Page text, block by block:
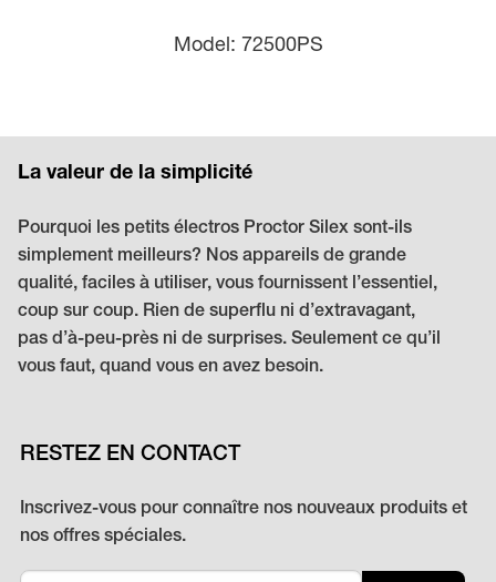
model: 72500PS
La valeur de la simplicité
Pourquoi les petits électros Proctor Silex sont-ils
simplement meilleurs? Nos appareils de grande
qualité, faciles à utiliser, vous fournissent l’essentiel,
coup sur coup. Rien de superflu ni d’extravagant,
pas d’à-peu-près ni de surprises. Seulement ce qu’il
vous faut, quand vous en avez besoin.
RESTEZ EN CONTACT
Inscrivez-vous pour connaître nos nouveaux produits et
nos offres spéciales.